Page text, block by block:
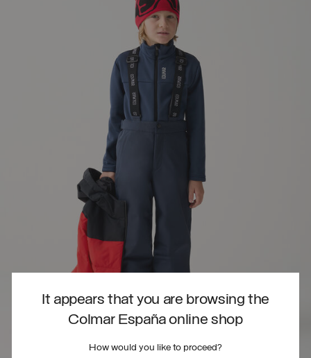
It appears that you are browsing the
Colmar España online shop
How would you like to proceed?